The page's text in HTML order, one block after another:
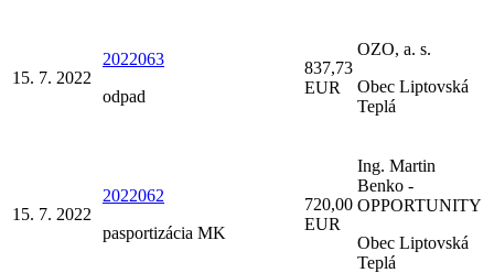
15. 7. 2022
2022063
odpad
837,73
EUR
OZO, a. s.
Obec Liptovská
Teplá
15. 7. 2022
2022062
pasportizácia MK
720,00
EUR
Ing. Martin
Benko -
OPPORTUNITY
Obec Liptovská
Teplá